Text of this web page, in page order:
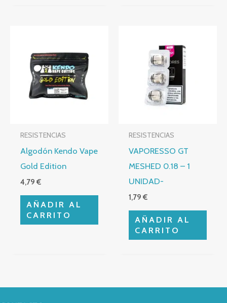
RESISTENCIAS
Algodón Kendo Vape
Gold Edition
4,79€
AÑADIR AL
CARRITO
RESISTENCIAS
VAPORESSO GT
MESHED 0.18 – 1
UNIDAD-
1,79€
AÑADIR AL
CARRITO